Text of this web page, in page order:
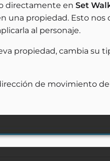
directamente en Set
una propiedad. Esto
al personaje.
propiedad, cambia su
de movimiento